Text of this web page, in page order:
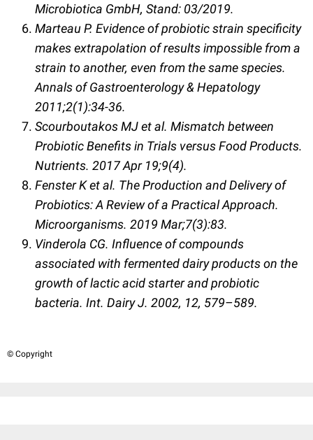
Microbiotica GmbH, Stand: 03/2019.
Marteau P. Evidence of probiotic strain specificity
makes extrapolation of results impossible from a
strain to another, even from the same species.
Annals of Gastroenterology & Hepatology
2011;2(1):34-36.
Scourboutakos MJ et al. Mismatch between
Probiotic Benefits in Trials versus Food Products.
Nutrients. 2017 Apr 19;9(4).
Fenster K et al. The Production and Delivery of
Probiotics: A Review of a Practical Approach.
Microorganisms. 2019 Mar;7(3):83.
Vinderola CG. Influence of compounds
associated with fermented dairy products on the
growth of lactic acid starter and probiotic
bacteria. Int. Dairy J. 2002, 12, 579–589.
© Copyright